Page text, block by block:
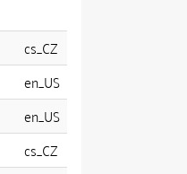
cs_CZ
en_US
en_US
cs_CZ